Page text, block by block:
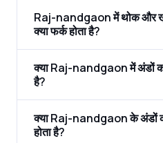
Raj-nandgaon में थोक और
क्या फर्क होता है?
क्या Raj-nandgaon में अंडों
है?
क्या Raj-nandgaon के अंडों
होता है?